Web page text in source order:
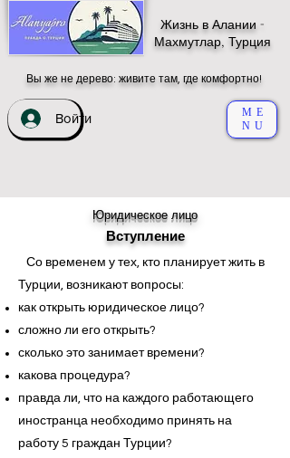
Жизнь в Алании -
Махмутлар, Турция
Вы же не дерево: живите там, где комфортно!
Войти
ME
NU
Юридическое лицо
Вступление
Со временем у тех, кто планирует жить в
Турции, возникают вопросы:
как открыть юридическое лицо?
сложно ли его открыть?
сколько это занимает времени?
какова процедура?
правда ли, что на каждого работающего
иностранца необходимо принять на
работу 5 граждан Турции?